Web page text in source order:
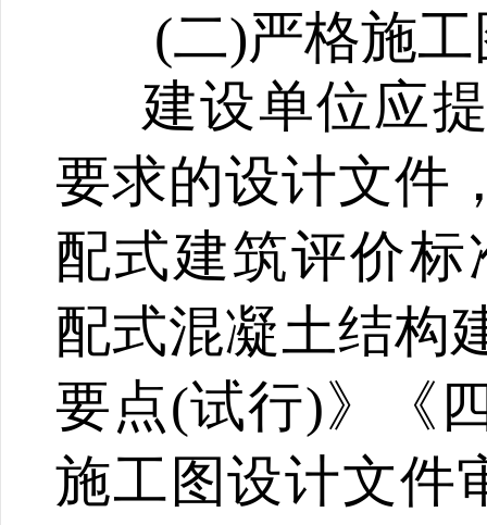
(二)严格施
建设单位应
要求的设计文件
配式建筑评价标
配式混凝土结构
要点(试行)》《
施工图设计文件